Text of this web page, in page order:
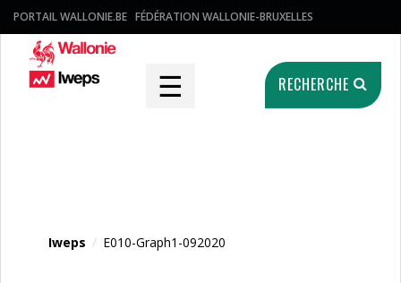
PORTAIL WALLONIE.BE FÉDÉRATION WALLONIE-BRUXELLES
☰ RECHERCHE
Iweps / E010-Graph1-092020